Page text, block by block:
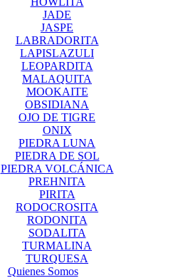
JADE
JASPE
LABRADORITA
LAPISLAZULI
LEOPARDITA
MALAQUITA
MOOKAITE
OBSIDIANA
OJO DE TIGRE
ONIX
PIEDRA LUNA
PIEDRA DE SOL
PIEDRA VOLCÁNICA
PREHNITA
PIRITA
RODOCROSITA
RODONITA
SODALITA
TURMALINA
TURQUESA
Quienes Somos